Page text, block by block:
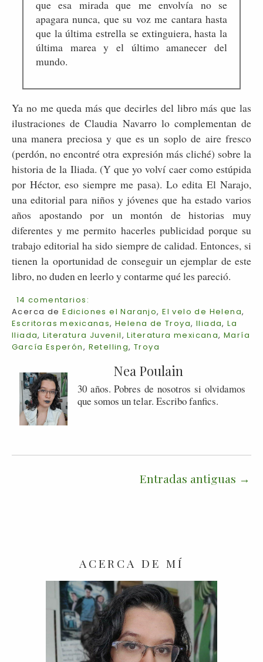
que esa mirada que me envolvía no se
apagara nunca, que su voz me cantara hasta
que la última estrella se extinguiera, hasta la
última marea y el último amanecer del
mundo.
Ya no me queda más que decirles del libro más que las
ilustraciones de Claudia Navarro lo complementan de
una manera preciosa y que es un soplo de aire fresco
(perdón, no encontré otra expresión más cliché) sobre la
historia de la Iliada. (Y que yo volví caer como estúpida
por Héctor, eso siempre me pasa). Lo edita El Narajo,
una editorial para niños y jóvenes que ha estado varios
años apostando por un montón de historias muy
diferentes y me permito hacerles publicidad porque su
trabajo editorial ha sido siempre de calidad. Entonces, si
tienen la oportunidad de conseguir un ejemplar de este
libro, no duden en leerlo y contarme qué les pareció.
14 comentarios:
Acerca deEdiciones el Naranjo,El velo de Helena,
Escritoras mexicanas, Helena de Troya, Iliada,La
Iliada,Literatura Juvenil,Literatura mexicana,María
García Esperón, Retelling,Troya
Nea Poulain
30 años. Pobres de nosotros si olvidamos
que somos un telar. Escribo fanfics.
Entradas antiguas
ACERCA DE MÍ